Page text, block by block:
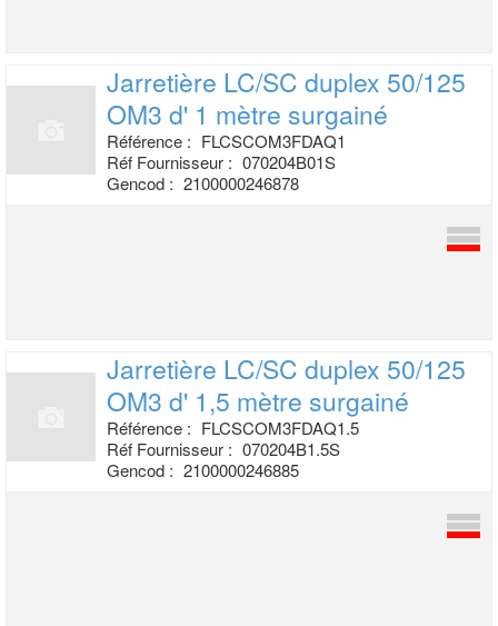
Jarretière LC/SC duplex 50/125
OM3 d' 1 mètre surgainé
Référence : FLCSCOM3FDAQ1
Réf Fournisseur : 070204B01S
Gencod : 2100000246878
Jarretière LC/SC duplex 50/125
OM3 d' 1,5 mètre surgainé
Référence : FLCSCOM3FDAQ1.5
Réf Fournisseur : 070204B1.5S
Gencod : 2100000246885